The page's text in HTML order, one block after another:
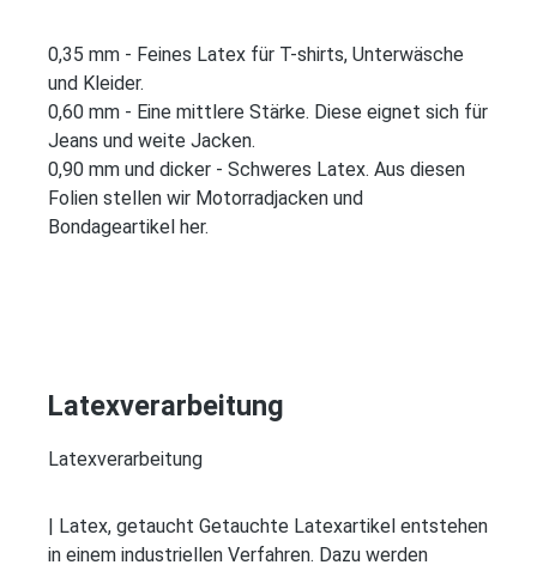
0,35 mm - Feines Latex für T-shirts, Unterwäsche
und Kleider.
0,60 mm - Eine mittlere Stärke. Diese eignet sich für
Jeans und weite Jacken.
0,90 mm und dicker - Schweres Latex. Aus diesen
Folien stellen wir Motorradjacken und
Bondageartikel her.
Latexverarbeitung
Latexverarbeitung
| Latex, getaucht Getauchte Latexartikel entstehen
in einem industriellen Verfahren. Dazu werden